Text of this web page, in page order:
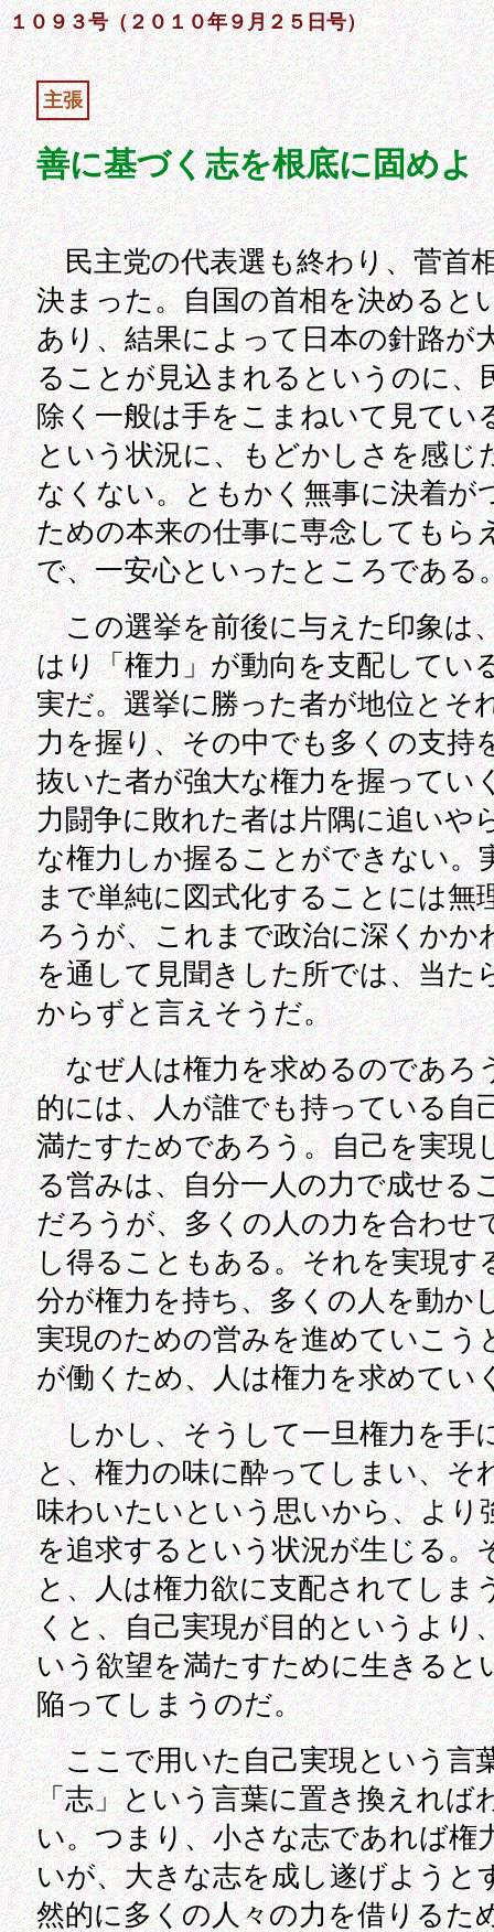
１０９３号（２０１０年９月２５日号）
主張
善に基づく志を根底に固めよ
民主党の代表選も終わり、菅首
決まった。自国の首相を決めると
あり、結果によって日本の針路が
ることが見込まれるというのに、
除く一般は手をこまねいて見てい
という状況に、もどかしさを感じ
なくない。ともかく無事に決着が
ための本来の仕事に専念してもら
で、一安心といったところである
この選挙を前後に与えた印象は
はり「権力」が動向を支配してい
実だ。選挙に勝った者が地位とそ
力を握り、その中でも多くの支持
抜いた者が強大な権力を握ってい
力闘争に敗れた者は片隅に追いや
な権力しか握ることができない。
まで単純に図式化することには無
ろうが、これまで政治に深くかか
を通して見聞きした所では、当た
からずと言えそうだ。
なぜ人は権力を求めるのであろ
的には、人が誰でも持っている自
満たすためであろう。自己を実現
る営みは、自分一人の力で成せる
だろうが、多くの人の力を合わせ
し得ることもある。それを実現す
分が権力を持ち、多くの人を動か
実現のための営みを進めていこう
が働くため、人は権力を求めてい
しかし、そうして一旦権力を手
と、権力の味に酔ってしまい、そ
味わいたいという思いから、より
を追求するという状況が生じる。
と、人は権力欲に支配されてしま
くと、自己実現が目的というより
いう欲望を満たすために生きると
陥ってしまうのだ。
ここで用いた自己実現という言
「志」という言葉に置き換えれば
い。つまり、小さな志であれば権
いが、大きな志を成し遂げようと
然的に多くの人々の力を借りるた